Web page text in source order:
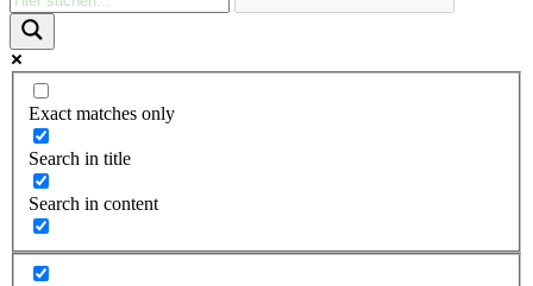
Exact matches only
Search in title
Search in content